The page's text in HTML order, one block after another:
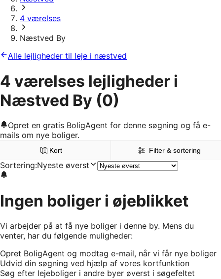
4 værelses
Næstved By
Alle lejligheder til leje i næstved
4 værelses lejligheder i
Næstved By (0)
Opret en gratis BoligAgent for denne søgning og få e-
mails om nye boliger.
Kort Filter & sortering
Sortering:Nyeste øverst
Ingen boliger i øjeblikket
Vi arbejder på at få nye boliger i denne by. Mens du
venter, har du følgende muligheder:
Opret BoligAgent og modtag e-mail, når vi får nye boliger
Udvid din søgning ved hjælp af vores kortfunktion
Søg efter lejeboliger i andre byer øverst i søgefeltet